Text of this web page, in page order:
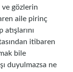
gözlerin
aile pirinç
itibaren
bile
duyulmazsa ne